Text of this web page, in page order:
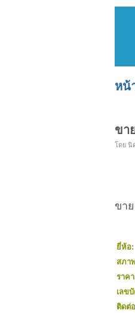
หน้
ขา
โดย นิ
ขา
ยี่ห้อ:
สภา
ราค
เลข
ติดต่